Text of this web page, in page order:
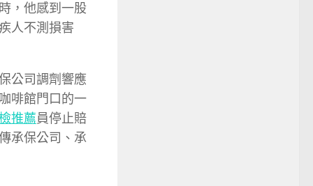
，他感到一股
人不測損害
公司調劑響應
啡館門口的一
推薦員停止賠
承保公司、承